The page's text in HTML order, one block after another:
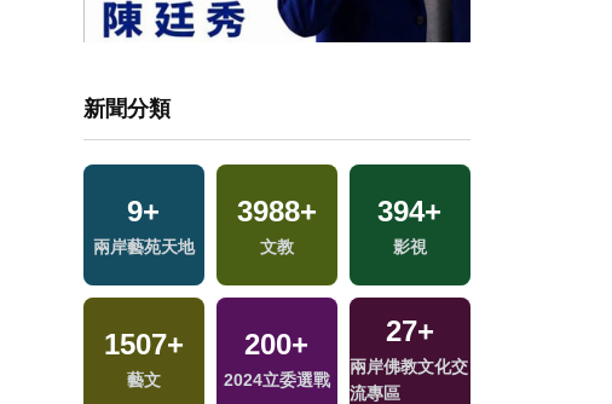
新聞分類
9+
兩岸藝苑天地
3988+
文教
394+
影視
1507+
藝文
200+
2024立委選戰
27+
兩岸佛教文化交
流專區
6497
政治
2951+
財經及消費
430+
美食
4083+
綜合
8+
2023金鐘獎
14+
福建林公信俗文
化專區